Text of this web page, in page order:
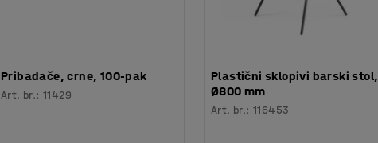
Pribadače, crne, 100-pak
Art. br.:11429
Plastični sklopivi barski stol,
Ø800 mm
Art. br.:116453